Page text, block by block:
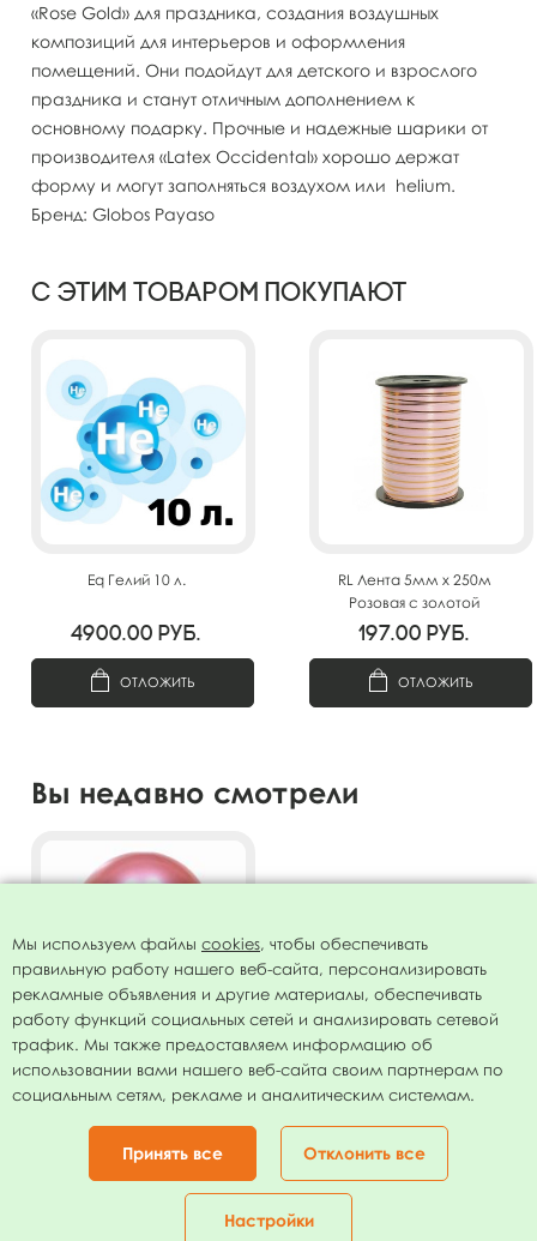
Корзина
«Rose Gold» для праздника, создания воздушных
композиций для интерьеров и оформления
помещений. Они подойдут для детского и взрослого
праздника и станут отличным дополнением к
основному подарку. Прочные и надежные шарики от
производителя «Latex Occidental» хорошо держат
форму и могут заполняться воздухом или helium.
Бренд: Globos Payaso
С этим товаром покупают
Eq Гелий 10 л.
4900.00 руб.
ОТЛОЖИТЬ
RL Лента 5мм x 250м
Розовая с золотой
полосой(Москва) А0547
197.00 руб.
ОТЛОЖИТЬ
Вы недавно смотрели
Воздушный шар 11"/28см
Хром PLATINUM Rose Gold
25шт
499.00руб.
Мы используем файлы cookies, чтобы обеспечивать
правильную работу нашего веб-сайта, персонализировать
рекламные объявления и другие материалы, обеспечивать
работу функций социальных сетей и анализировать сетевой
трафик. Мы также предоставляем информацию об
использовании вами нашего веб-сайта своим партнерам по
социальным сетям, рекламе и аналитическим системам.
Принять все Отклонить все
Настройки